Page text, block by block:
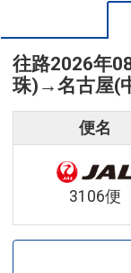
往路2026年
珠) →名古屋(
便名
3106便